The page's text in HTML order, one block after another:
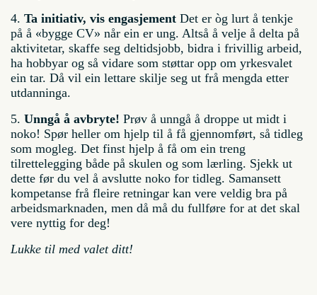
4. Ta initiativ, vis engasjement Det er òg lurt å tenkje
på å «bygge CV» når ein er ung. Altså å velje å delta på
aktivitetar, skaffe seg deltidsjobb, bidra i frivillig arbeid,
ha hobbyar og så vidare som støttar opp om yrkesvalet
ein tar. Då vil ein lettare skilje seg ut frå mengda etter
utdanninga.
5. Unngå å avbryte! Prøv å unngå å droppe ut midt i
noko! Spør heller om hjelp til å få gjennomført, så tidleg
som mogleg. Det finst hjelp å få om ein treng
tilrettelegging både på skulen og som lærling. Sjekk ut
dette før du vel å avslutte noko for tidleg. Samansett
kompetanse frå fleire retningar kan vere veldig bra på
arbeidsmarknaden, men då må du fullføre for at det skal
vere nyttig for deg!
Lukke til med valet ditt!